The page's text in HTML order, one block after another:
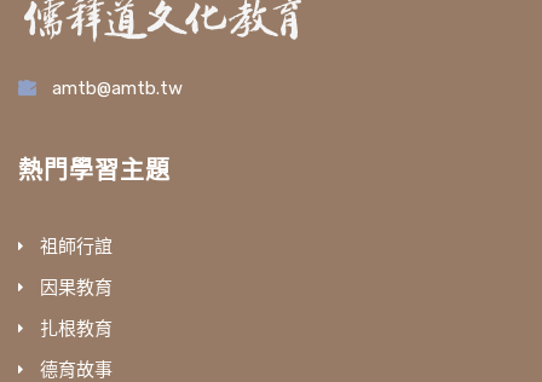
amtb@amtb.tw
熱門學習主題
祖師行誼
因果教育
扎根教育
德育故事